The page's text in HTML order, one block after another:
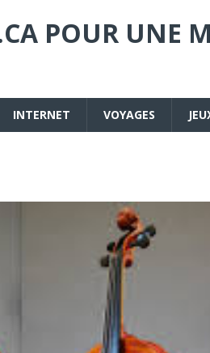
POUR UNE
INTERNET VOYAGES